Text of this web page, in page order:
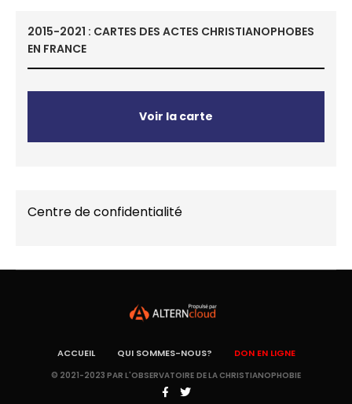
2015-2021 : CARTES DES ACTES CHRISTIANOPHOBES
EN FRANCE
Voir la carte
Centre de confidentialité
ACCUEIL QUI SOMMES-NOUS? DON EN LIGNE
© 2021-2023 PAR L'OBSERVATOIRE DE LA CHRISTIANOPHOBIE